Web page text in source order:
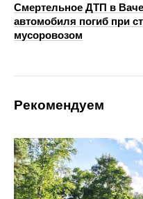
Смертельное ДТП в
автомобиля погиб при
мусоровозом
Рекомендуем